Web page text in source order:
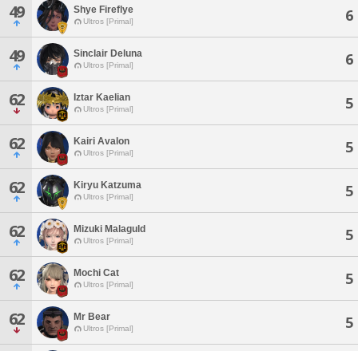
49 Shye Fireflye
Ultros [Primal] 6
49 Sinclair Deluna
Ultros [Primal] 6
62 Iztar Kaelian
Ultros [Primal] 5
62 Kairi Avalon
Ultros [Primal] 5
62 Kiryu Katzuma
Ultros [Primal] 5
62 Mizuki Malaguld
Ultros [Primal] 5
62 Mochi Cat
Ultros [Primal] 5
62 Mr Bear
Ultros [Primal] 5